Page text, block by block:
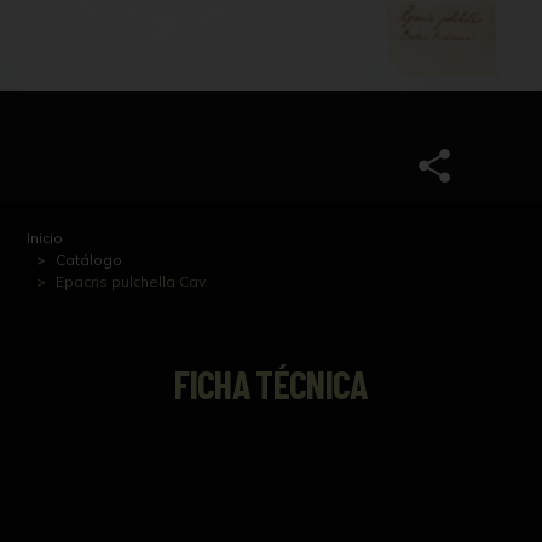
Inicio
Catálogo
Epacris pulchella Cav.
FICHA TÉCNICA